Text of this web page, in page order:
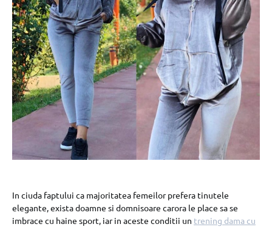
In ciuda faptului ca majoritatea femeilor prefera tinutele
elegante, exista doamne si domnisoare carora le place sa se
imbrace cu haine sport, iar in aceste conditii un trening dama cu